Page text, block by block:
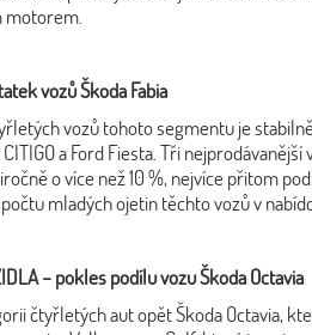
motorem.
vozů Škoda Fabia
vozů tohoto segmentu je
a Ford Fiesta. Tři
o více než 10 %, nejvíce přitom
mladých ojetin těchto vozů v
– pokles podílu vozu Škoda Octavia
čtyřletých aut opět Škoda Octavia,